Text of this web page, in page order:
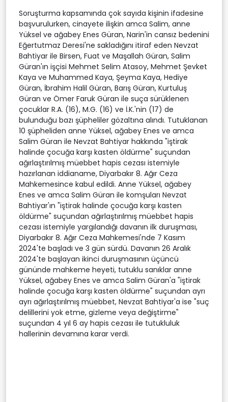
Soruşturma kapsamında çok sayıda kişinin ifadesine
başvurulurken, cinayete ilişkin amca Salim, anne
Yüksel ve ağabey Enes Güran, Narin'in cansız bedenini
Eğertutmaz Deresi'ne sakladığını itiraf eden Nevzat
Bahtiyar ile Birsen, Fuat ve Maşallah Güran, Salim
Güran'ın işçisi Mehmet Selim Atasoy, Mehmet Şevket
Kaya ve Muhammed Kaya, Şeyma Kaya, Hediye
Güran, İbrahim Halil Güran, Barış Güran, Kurtuluş
Güran ve Ömer Faruk Güran ile suça sürüklenen
çocuklar R.A. (16), M.G. (16) ve İ.K.'nin (17) de
bulunduğu bazı şüpheliler gözaltına alındı. Tutuklanan
10 şüpheliden anne Yüksel, ağabey Enes ve amca
Salim Güran ile Nevzat Bahtiyar hakkında "iştirak
halinde çocuğa karşı kasten öldürme" suçundan
ağırlaştırılmış müebbet hapis cezası istemiyle
hazırlanan iddianame, Diyarbakır 8. Ağır Ceza
Mahkemesince kabul edildi. Anne Yüksel, ağabey
Enes ve amca Salim Güran ile komşuları Nevzat
Bahtiyar'ın "iştirak halinde çocuğa karşı kasten
öldürme" suçundan ağırlaştırılmış müebbet hapis
cezası istemiyle yargılandığı davanın ilk duruşması,
Diyarbakır 8. Ağır Ceza Mahkemesi'nde 7 Kasım
2024'te başladı ve 3 gün sürdü. Davanın 26 Aralık
2024'te başlayan ikinci duruşmasının üçüncü
gününde mahkeme heyeti, tutuklu sanıklar anne
Yüksel, ağabey Enes ve amca Salim Güran'a "iştirak
halinde çocuğa karşı kasten öldürme" suçundan ayrı
ayrı ağırlaştırılmış müebbet, Nevzat Bahtiyar'a ise "suç
delillerini yok etme, gizleme veya değiştirme"
suçundan 4 yıl 6 ay hapis cezası ile tutukluluk
hallerinin devamına karar verdi.